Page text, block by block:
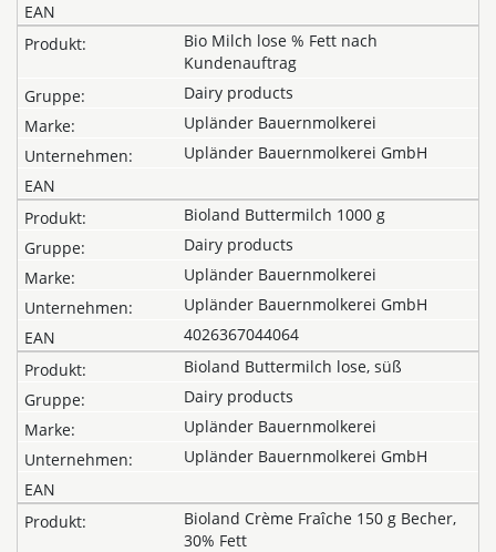
Bio Milch lose % Fett nach
Kundenauftrag
Dairy products
Upländer Bauernmolkerei
Upländer Bauernmolkerei GmbH
Bioland Buttermilch 1000 g
Dairy products
Upländer Bauernmolkerei
Upländer Bauernmolkerei GmbH
4026367044064
Bioland Buttermilch lose, süß
Dairy products
Upländer Bauernmolkerei
Upländer Bauernmolkerei GmbH
Bioland Crème Fraîche 150 g Becher,
30% Fett